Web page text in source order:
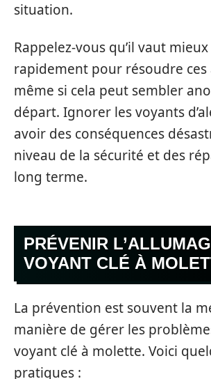
situation.
Rappelez-vous qu’il vaut
rapidement pour résoudre ces
même si cela peut sembler
départ. Ignorer les voyants
avoir des conséquences
niveau de la sécurité et des
long terme.
PRÉVENIR
VOYANT CLÉ À
La prévention est souvent la
manière de gérer les
voyant clé à molette. Voici
pratiques :